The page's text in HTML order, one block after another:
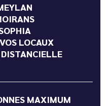
LOCAUX
DISTANCIELLE
MAXIMUM